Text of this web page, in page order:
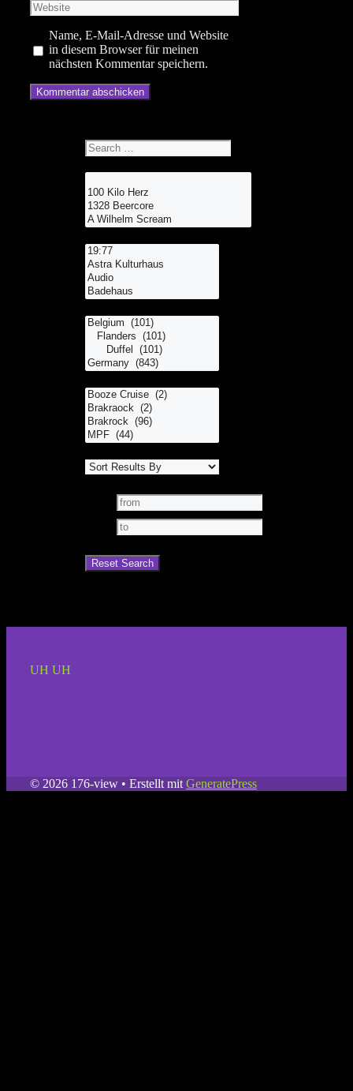
Website
Name, E-Mail-Adresse und Website
in diesem Browser für meinen
nächsten Kommentar speichern.
UH UH
© 2026 176-view • Erstellt mit GeneratePress